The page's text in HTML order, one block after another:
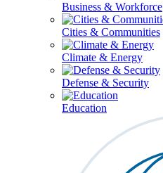
Business & Workforce
Cities & Communities
Climate & Energy
Defense & Security
Education